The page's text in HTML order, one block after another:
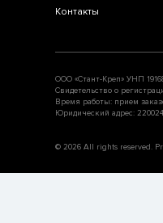
Контакты
ООО «Стант-Креп» УНП
Свидетельство о
Время работы: прием
Юридический адрес:
© 2026 All rights reserved.